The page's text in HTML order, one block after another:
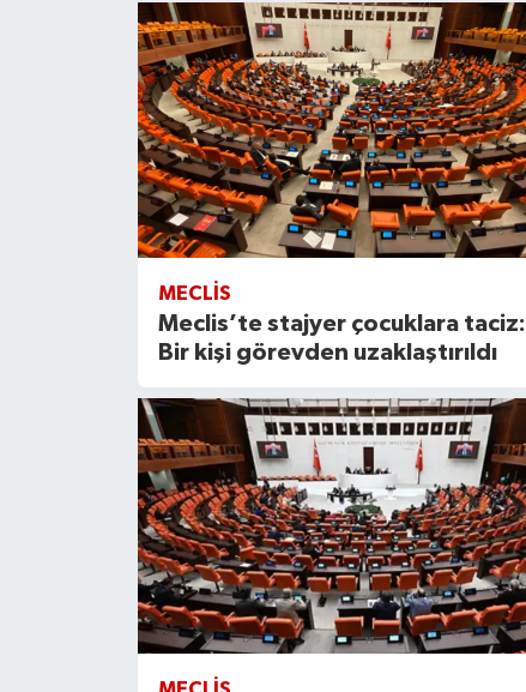
MECLIS
Meclis’te stajyer çocuklara taciz:
Bir kişi görevden uzaklaştırıldı